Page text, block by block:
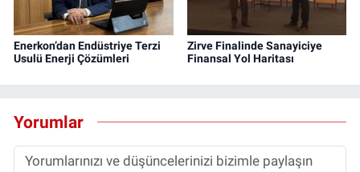
Enerkon’dan Endüstriye Terzi
Usulü Enerji Çözümleri
Zirve Finalinde Sanayiciye
Finansal Yol Haritası
Yorumlar